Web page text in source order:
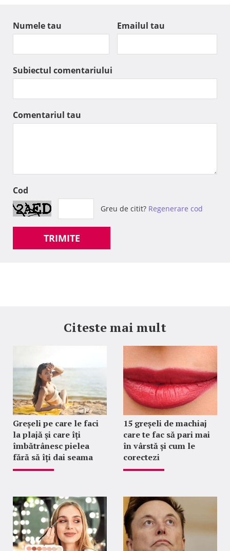
Numele tau Emailul tau
Subiectul comentariului
Comentariul tau
Cod
Greu de citit? Regenerare cod
TRIMITE
Citeste mai mult
Greșeli pe care le faci
la plajă și care îți
îmbătrânesc pielea
fără să îți dai seama
15 greșeli de machiaj
care te fac să pari mai
în vârstă și cum le
corectezi